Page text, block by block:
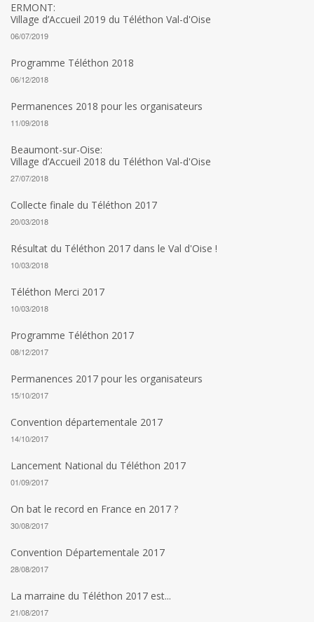
ERMONT:
Village d’Accueil 2019 du Téléthon Val-d'Oise
06/07/2019
Programme Téléthon 2018
06/12/2018
Permanences 2018 pour les organisateurs
11/09/2018
Beaumont-sur-Oise:
Village d’Accueil 2018 du Téléthon Val-d'Oise
27/07/2018
Collecte finale du Téléthon 2017
20/03/2018
Résultat du Téléthon 2017 dans le Val d'Oise !
10/03/2018
Téléthon Merci 2017
10/03/2018
Programme Téléthon 2017
08/12/2017
Permanences 2017 pour les organisateurs
15/10/2017
Convention départementale 2017
14/10/2017
Lancement National du Téléthon 2017
01/09/2017
On bat le record en France en 2017 ?
30/08/2017
Convention Départementale 2017
28/08/2017
La marraine du Téléthon 2017 est...
21/08/2017